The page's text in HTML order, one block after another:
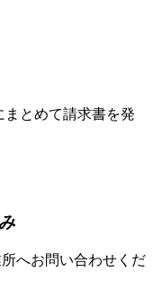
とめて請求書を発
へお問い合わせくだ